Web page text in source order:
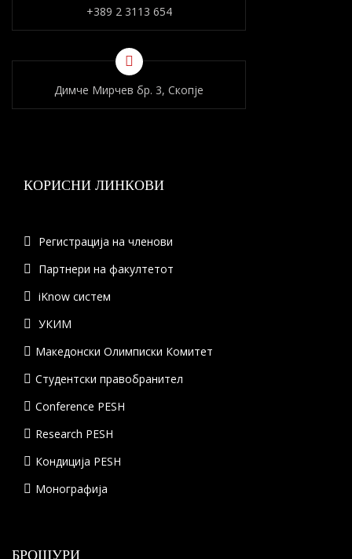
+389 2 3113 654
Димче Мирчев бр. 3, Скопје
КОРИСНИ ЛИНКОВИ
Регистрација на членови
Партнери на факултетот
iKnow систем
УКИМ
Македонски Олимписки Комитет
Студентски правобранител
Conference PESH
Research PESH
Кондиција PESH
Монографија
БРОШУРИ